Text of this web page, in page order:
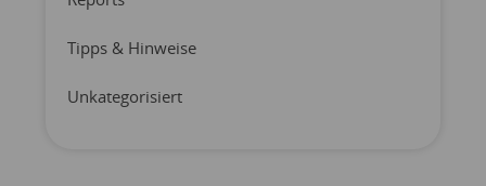
Tipps & Hinweise
Unkategorisiert